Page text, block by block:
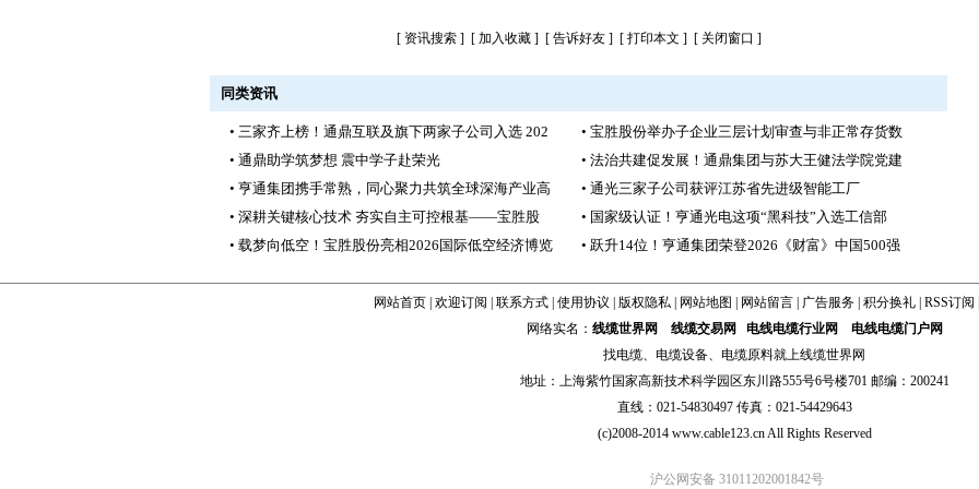
[ 资讯搜索] [ 加入收藏] [ 告诉好友] [ 打印本文 ] [ 关闭窗口 ]
同类资讯
• 三家齐上榜！通鼎互联及旗下两家子公司入选 202
• 宝胜股份举办子企业三层计划审查与非正常存货数
• 通鼎助学筑梦想 震中学子赴荣光
• 法治共建促发展！通鼎集团与苏大王健法学院党建
• 亨通集团携手常熟，同心聚力共筑全球深海产业高
• 通光三家子公司获评江苏省先进级智能工厂
• 深耕关键核心技术 夯实自主可控根基——宝胜股
• 国家级认证！亨通光电这项“黑科技”入选工信部
• 载梦向低空！宝胜股份亮相2026国际低空经济博览
• 跃升14位！亨通集团荣登2026《财富》中国500强
网站首页| 欢迎订阅 联系方式| 使用协议 版权隐私| 网站地图 网站留言| 广告服务| 积分换礼| RSS订阅
网络实名： 线缆世界网 线缆交易网 电线电缆行业网
电线电缆门户网
找电缆、 电缆设备、 电缆原料就上线缆世界网
地址：上海紫竹国家高新技术科学园区东川路555号6号楼701 邮编：200241
直线：021-54830497 传真：021-54429643
(c)2008-2014 www.cable123.cn All Rights Reserved
沪公网安备 31011202001842号